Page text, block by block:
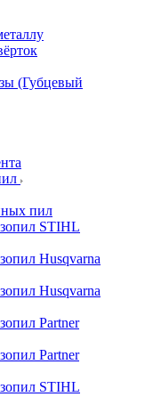
(Губцевый
пил
STIHL
Husqvarna
Husqvarna
Partner
Partner
STIHL